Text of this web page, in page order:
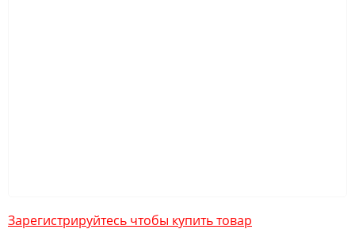
Зарегистрируйтесь чтобы купить товар